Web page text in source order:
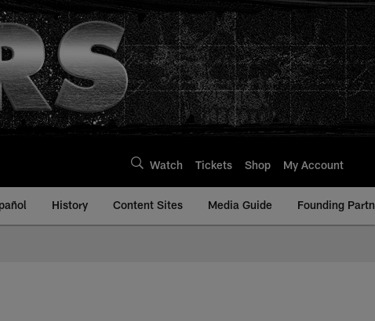
Watch Tickets Shop My Account
History Content Sites Media Guide Founding